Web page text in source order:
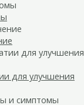
для улучшения